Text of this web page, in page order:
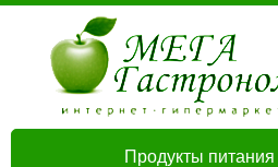
Продукты питания